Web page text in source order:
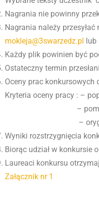
Nagrania nie powinny
Nagrania należy
mokleja@3swarzedz.pl lub
Każdy plik powinien być
Ostateczny termin
Oceny prac konkursowych
Kryteria oceny pracy : –
–
–
Wyniki rozstrzygnięcia
Biorąc udział w konkursie
Laureaci konkursu
Załącznik nr 1